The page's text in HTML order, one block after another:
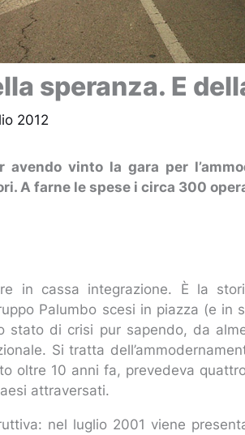
speranza. E
2012
avendo vinto la gara per
A farne le spese i circa 300
in cassa integrazione. È la
Palumbo scesi in piazza (e
stato di crisi pur sapendo, da
Si tratta
oltre 10 anni fa, prevedeva
attraversati.
nel luglio 2001 viene